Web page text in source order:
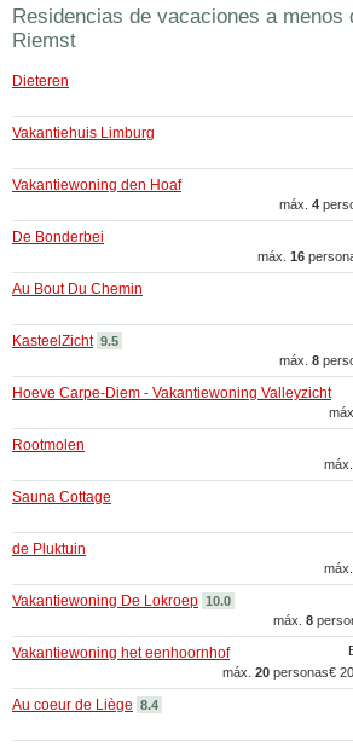
Residencias de vacaciones a menos
Riemst
Dieteren
Vakantiehuis Limburg
Vakantiewoning den Hoaf
máx. 4
De Bonderbei
máx. 16
Au Bout Du Chemin
KasteelZicht 9.5
máx. 8
Hoeve Carpe-Diem - Vakantiewoning Valleyzicht
máx.
Rootmolen
máx.
Sauna Cottage
de Pluktuin
máx.
Vakantiewoning De Lokroep 10.0
máx. 8
Vakantiewoning het eenhoornhof
€
máx. 20 personas
Au coeur de Liège 8.4